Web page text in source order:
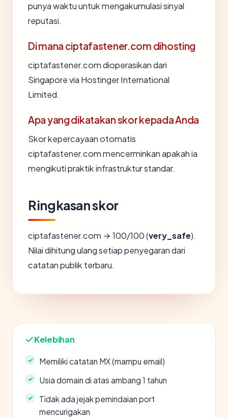
punya waktu untuk mengakumulasi sinyal
reputasi.
Di mana ciptafastener.com dihosting
ciptafastener.com dioperasikan dari
Singapore via Hostinger International
Limited.
Apa yang dikatakan skor kepada Anda
Skor kepercayaan otomatis
ciptafastener.com mencerminkan apakah ia
mengikuti praktik infrastruktur standar.
Ringkasan skor
ciptafastener.com → 100/100 (very_safe).
Nilai dihitung ulang setiap penyegaran dari
catatan publik terbaru.
Kelebihan
Memiliki catatan MX (mampu email)
Usia domain di atas ambang 1 tahun
Tidak ada jejak pemindaian port
mencurigakan